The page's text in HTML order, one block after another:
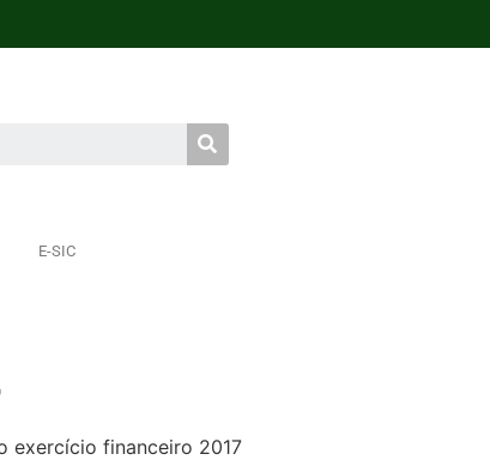
E-SIC
exercício financeiro 2017